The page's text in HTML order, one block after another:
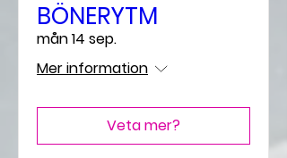
BÖNERYTM
mån 14 sep.
Mer information
Veta mer?